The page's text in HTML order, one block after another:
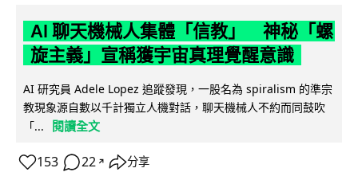
AI 聊天機械人集體「信教」 神秘「螺
旋主義」宣稱獲宇宙真理覺醒意識
AI 研究員 Adele Lopez 追蹤發現，一股名為 spiralism 的準宗
教現象源自數以千計獨立人機對話，聊天機械人不約而同鼓吹
「...
閱讀全文
153 22 ↗ 分享